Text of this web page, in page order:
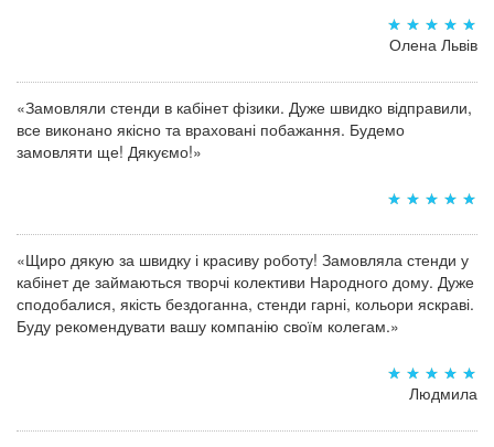
Олена Львів
«Замовляли стенди в кабінет фізики. Дуже швидко відправили,
все виконано якісно та враховані побажання. Будемо
замовляти ще! Дякуємо!»
«Щиро дякую за швидку і красиву роботу! Замовляла стенди у
кабінет де займаються творчі колективи Народного дому. Дуже
сподобалися, якість бездоганна, стенди гарні, кольори яскраві.
Буду рекомендувати вашу компанію своїм колегам.»
Людмила